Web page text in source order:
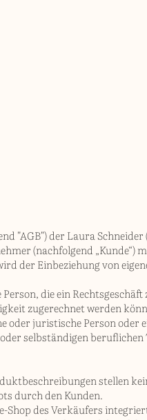
"AGB") der Laura
(nachfolgend
der Einbeziehung von
die ein
zugerechnet werden
juristische Person oder
selbständigen
stellen
durch den Kunden.
Shop des Verkäufers